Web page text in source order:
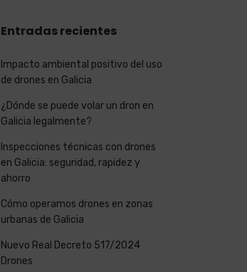
Entradas recientes
Impacto ambiental positivo del uso
de drones en Galicia
¿Dónde se puede volar un dron en
Galicia legalmente?
Inspecciones técnicas con drones
en Galicia: seguridad, rapidez y
ahorro
Cómo operamos drones en zonas
urbanas de Galicia
Nuevo Real Decreto 517/2024
Drones